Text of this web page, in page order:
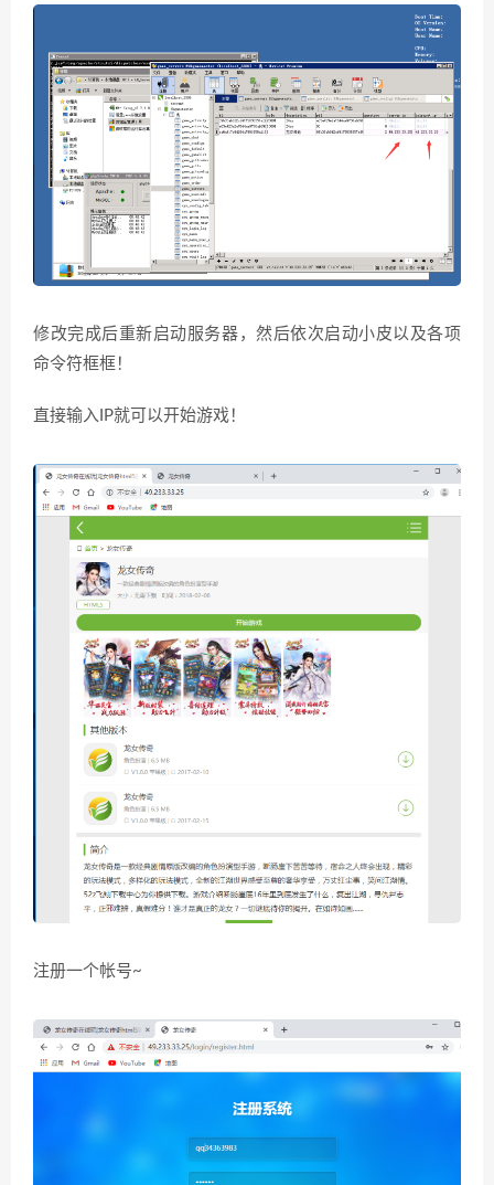
修改完成后重新启动服务器，然后依次启动小皮以及各项
命令符框框！
直接输入IP就可以开始游戏！
注册一个帐号~